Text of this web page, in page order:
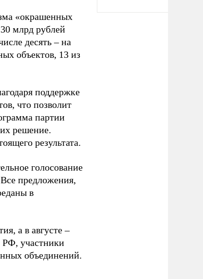
«окрашенных
млрд рублей
десять – на
объектов, 13 из
поддержке
что позволит
партии
решение.
результата.
голосование
предложения,
в
а в августе –
РФ, участники
объединений.